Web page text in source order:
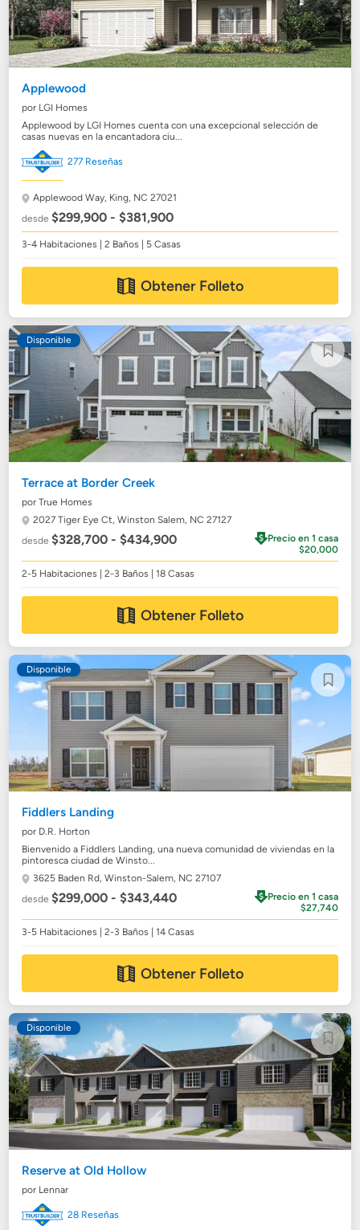
Applewood
por LGI Homes
Applewood by LGI Homes cuenta con una excepcional selección de
casas nuevas en la encantadora ciu...
277 Reseñas
Applewood Way, King, NC 27021
desde$299,900 - $381,900
3-4 Habitaciones | 2 Baños | 5 Casas
Obtener Folleto
Disponible
Terrace at Border Creek
por True Homes
2027 Tiger Eye Ct,Winston Salem, NC 27127
desde$328,700 - $434,900
Precio en 1 casa
$20,000
2-5 Habitaciones | 2-3 Baños | 18 Casas
Obtener Folleto
Disponible
Fiddlers Landing
por D.R. Horton
Bienvenido a Fiddlers Landing, una nueva comunidad de viviendas en la
pintoresca ciudad de Winsto...
3625 Baden Rd,Winston-Salem, NC 27107
desde$299,000 - $343,440
Precio en 1 casa
$27,740
3-5 Habitaciones | 2-3 Baños | 14 Casas
Obtener Folleto
Disponible
Reserve at Old Hollow
por Lennar
28 Reseñas